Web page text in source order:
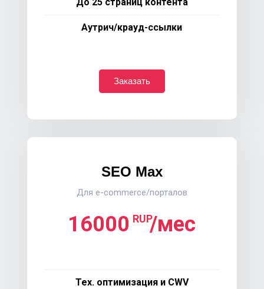
Аутрич/крауд-ссылки
Заказать
SEO Max
Для e-commerce/порталов
16000 RUP/мес
Тех. оптимизация и CWV